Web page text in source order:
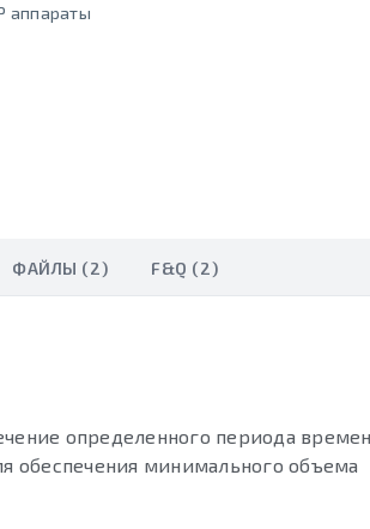
аппараты
ФАЙЛЫ (2) F&Q (2)
определенного периода
обеспечения минимального объема